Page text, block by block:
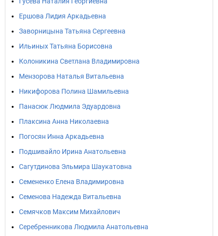
Ершова Лидия Аркадьевна
Заворницына Татьяна Сергеевна
Ильиных Татьяна Борисовна
Колоникина Светлана Владимировна
Мензорова Наталья Витальевна
Никифорова Полина Шамильевна
Панасюк Людмила Эдуардовна
Плаксина Анна Николаевна
Погосян Инна Аркадьевна
Подшивайло Ирина Анатольевна
Сагутдинова Эльмира Шаукатовна
Семененко Елена Владимировна
Семенова Надежда Витальевна
Семячков Максим Михайлович
Серебренникова Людмила Анатольевна